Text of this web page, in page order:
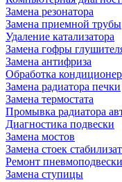
Замена резонатора
Замена приемной трубы
Удаление катализатора
Замена гофры
Замена антифриза
Обработка
Замена радиатора печки
Замена термостата
Промывка радиатора
Диагностика подвески
Замена мостов
Замена стоек
Ремонт пневмоподвески
Замена ступицы